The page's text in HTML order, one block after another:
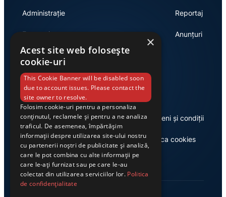
Administrație
Economie
Reportaj
Anunțuri
Link-uri utile
Despre noi
Casa de editură Exclusiv
Termeni și condiții
Politica cookies
×
Acest site web folosește
cookie-uri
This Cookie Banner will be disabled soon
due to account issues. Please contact the
site owner to resolve.
Folosim cookie-uri pentru a personaliza
conținutul, reclamele și pentru a ne analiza
traficul. De asemenea, împărtășim
informații despre utilizarea site-ului nostru
cu partenerii noștri de publicitate și analiză,
care le pot combina cu alte informații pe
care le-ați furnizat sau pe care le-au
colectat din utilizarea serviciilor lor. Politica
de confidențialitate